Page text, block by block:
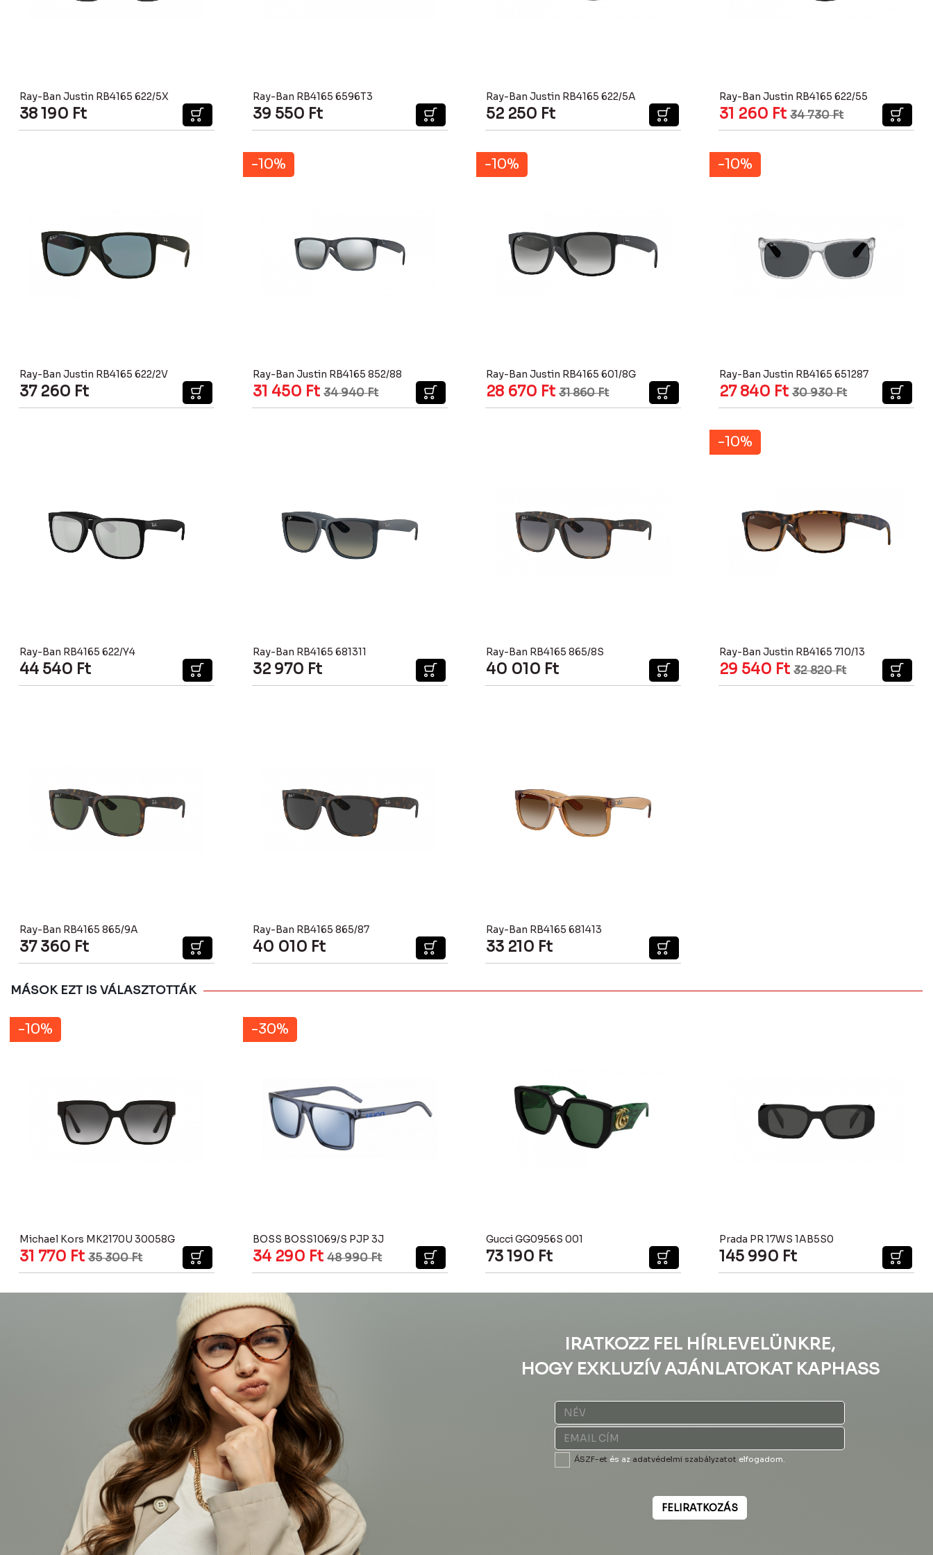
Ray-Ban Justin RB4165 622/5X
38 190 Ft
Ray-Ban RB4165 6596T3
39 550 Ft
Ray-Ban Justin RB4165 622/5A
52 250 Ft
Ray-Ban Justin RB4165 622/55
31 260 Ft 34 730Ft
Ray-Ban Justin RB4165 622/2V
37 260 Ft
-10%
Ray-Ban Justin RB4165 852/88
31 450 Ft 34 940Ft
-10%
Ray-Ban Justin RB4165 601/8G
28 670 Ft 31 860Ft
-10%
Ray-Ban Justin RB4165 651287
27 840 Ft 30 930Ft
Ray-Ban RB4165 622/Y4
44 540 Ft
Ray-Ban RB4165 681311
32 970 Ft
Ray-Ban RB4165 865/8S
40 010 Ft
-10%
Ray-Ban Justin RB4165 710/13
29 540 Ft 32 820Ft
Ray-Ban RB4165 865/9A
37 360 Ft
Ray-Ban RB4165 865/87
40 010 Ft
Ray-Ban RB4165 681413
33 210 Ft
MÁSOK EZT IS VÁLASZTOTTÁK
-10%
Michael Kors MK2170U 30058G
31 770 Ft 35 300Ft
-30%
BOSS BOSS1069/S PJP 3J
34 290 Ft 48 990Ft
Gucci GG0956S 001
73 190 Ft
Prada PR 17WS 1AB5S0
145 990 Ft
IRATKOZZ FEL HÍRLEVELÜNKRE,
HOGY EXKLUZÍV AJÁNLATOKAT KAPHASS
ÁSZF-et és az adatvédelmi szabályzatot elfogadom.
FELIRATKOZÁS